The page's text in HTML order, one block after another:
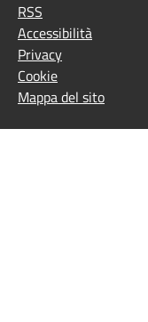
RSS
Accessibilità
Privacy
Cookie
Mappa del sito